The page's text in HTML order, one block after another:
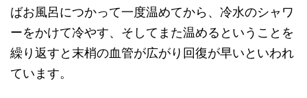
ばお風呂につかって一度温めてから、冷水のシャワ
ーをかけて冷やす、そしてまた温めるということを
繰り返すと末梢の血管が広がり回復が早いといわれ
ています。